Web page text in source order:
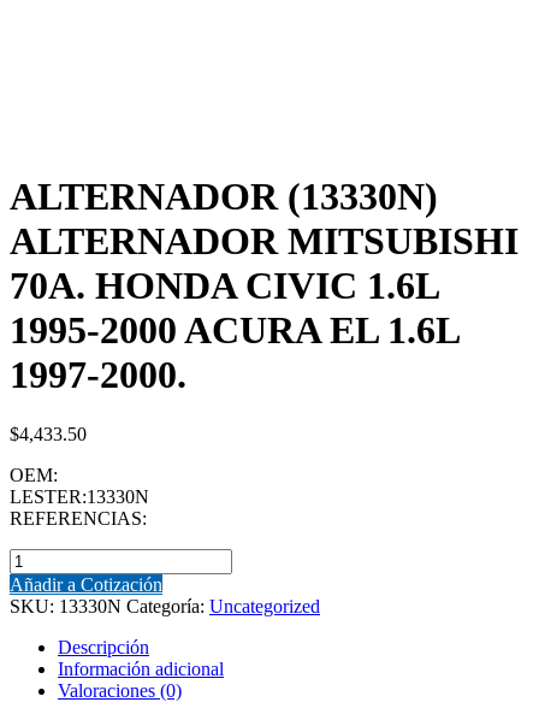
ALTERNADOR (13330N)
ALTERNADOR MITSUBISHI
70A. HONDA CIVIC 1.6L
1995-2000 ACURA EL 1.6L
1997-2000.
$4,433.50
OEM:
LESTER:13330N
REFERENCIAS:
ALTERNADOR
(13330N)
ALTERNADOR
70A.
HONDA
CIVIC
Añadir a Cotización
SKU: 13330N Categoría: Uncategorized
Descripción
Información adicional
Valoraciones (0)